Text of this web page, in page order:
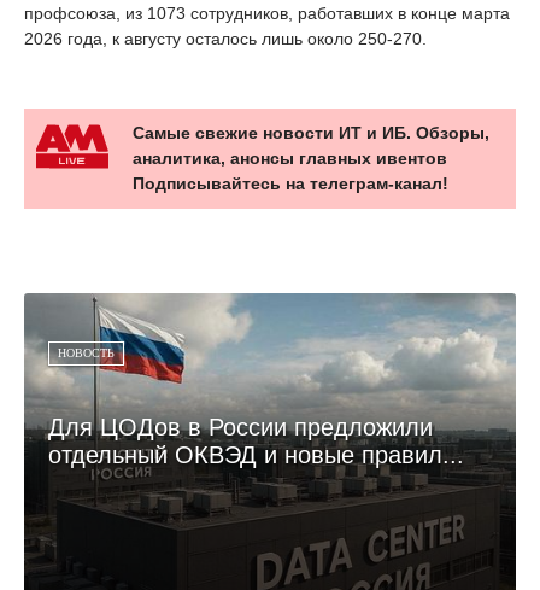
профсоюза, из 1073 сотрудников, работавших в конце марта
2026 года, к августу осталось лишь около 250-270.
Самые свежие новости ИТ и ИБ. Обзоры,
аналитика, анонсы главных ивентов
Подписывайтесь на телеграм-канал!
НОВОСТЬ
Для ЦОДов в России предложили
отдельный ОКВЭД и новые правил...